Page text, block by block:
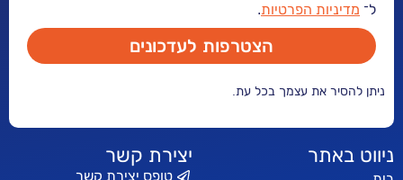
הפרטיות.
הצטרפות לעדכונים
את עצמך בכל עת.
יצירת קשר
טופס יצירת קשר